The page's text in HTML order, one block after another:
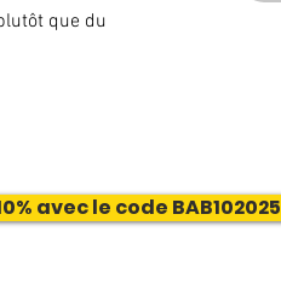
que du
avec le code BAB102025